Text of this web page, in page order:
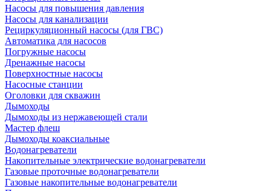
Насосы для повышения давления
Насосы для канализации
Рециркуляционный насосы (для ГВС)
Автоматика для насосов
Погружные насосы
Дренажные насосы
Поверхностные насосы
Насосные станции
Оголовки для скважин
Дымоходы
Дымоходы из нержавеющей стали
Мастер флеш
Дымоходы коаксиальные
Водонагреватели
Накопительные электрические водонагреватели
Газовые проточные водонагреватели
Газовые накопительные водонагреватели